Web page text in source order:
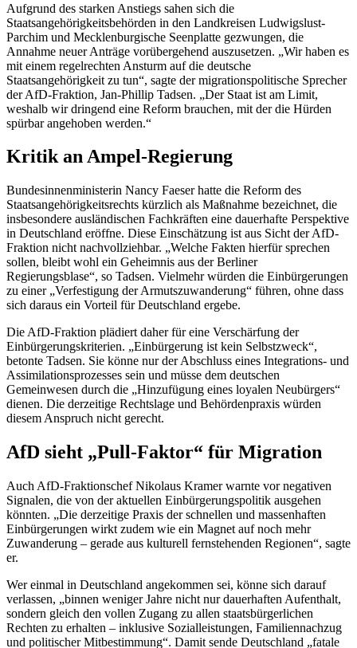
Aufgrund des starken Anstiegs sahen sich die
Staatsangehörigkeitsbehörden in den Landkreisen Ludwigslust-
Parchim und Mecklenburgische Seenplatte gezwungen, die
Annahme neuer Anträge vorübergehend auszusetzen. „Wir haben es
mit einem regelrechten Ansturm auf die deutsche
Staatsangehörigkeit zu tun“, sagte der migrationspolitische Sprecher
der AfD-Fraktion, Jan-Phillip Tadsen. „Der Staat ist am Limit,
weshalb wir dringend eine Reform brauchen, mit der die Hürden
spürbar angehoben werden.“
Kritik an Ampel-Regierung
Bundesinnenministerin Nancy Faeser hatte die Reform des
Staatsangehörigkeitsrechts kürzlich als Maßnahme bezeichnet, die
insbesondere ausländischen Fachkräften eine dauerhafte Perspektive
in Deutschland eröffne. Diese Einschätzung ist aus Sicht der AfD-
Fraktion nicht nachvollziehbar. „Welche Fakten hierfür sprechen
sollen, bleibt wohl ein Geheimnis aus der Berliner
Regierungsblase“, so Tadsen. Vielmehr würden die Einbürgerungen
zu einer „Verfestigung der Armutszuwanderung“ führen, ohne dass
sich daraus ein Vorteil für Deutschland ergebe.
Die AfD-Fraktion plädiert daher für eine Verschärfung der
Einbürgerungskriterien. „Einbürgerung ist kein Selbstzweck“,
betonte Tadsen. Sie könne nur der Abschluss eines Integrations- und
Assimilationsprozesses sein und müsse dem deutschen
Gemeinwesen durch die „Hinzufügung eines loyalen Neubürgers“
dienen. Die derzeitige Rechtslage und Behördenpraxis würden
diesem Anspruch nicht gerecht.
AfD sieht „Pull-Faktor“ für Migration
Auch AfD-Fraktionschef Nikolaus Kramer warnte vor negativen
Signalen, die von der aktuellen Einbürgerungspolitik ausgehen
könnten. „Die derzeitige Praxis der schnellen und massenhaften
Einbürgerungen wirkt zudem wie ein Magnet auf noch mehr
Zuwanderung – gerade aus kulturell fernstehenden Regionen“, sagte
er.
Wer einmal in Deutschland angekommen sei, könne sich darauf
verlassen, „binnen weniger Jahre nicht nur dauerhaften Aufenthalt,
sondern gleich den vollen Zugang zu allen staatsbürgerlichen
Rechten zu erhalten – inklusive Sozialleistungen, Familiennachzug
und politischer Mitbestimmung“. Damit sende Deutschland „fatale